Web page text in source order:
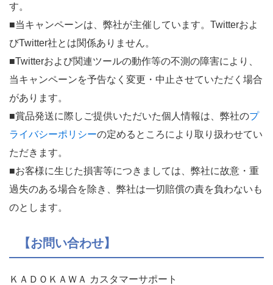
す。
■当キャンペーンは、弊社が主催しています。 Twitterおよ
びTwitter社とは関係ありません。
■Twitterおよび関連ツールの動作等の不測の障害により、
当キャンペーンを予告なく変更・ 中止させていただく場合
があります。
■賞品発送に際しご提供いただいた個人情報は、弊社のプ
ライバシーポリシーの定めるところにより取り扱わせてい
ただきます。
■お客様に生じた損害等につきましては、弊社に故意・ 重
過失のある場合を除き、 弊社は一切賠償の責を負わないも
のとします。
【お問い合わせ】
ＫＡＤＯＫＡＷＡ カスタマーサポート